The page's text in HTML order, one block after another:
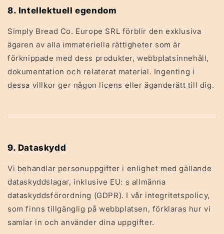
8. Intellektuell egendom
Simply Bread Co. Europe SRL förblir den exklusiva
ägaren av alla immateriella rättigheter som är
förknippade med dess produkter, webbplatsinnehåll,
dokumentation och relaterat material. Ingenting i
dessa villkor ger någon licens eller äganderätt till dig.
9. Dataskydd
Vi behandlar personuppgifter i enlighet med gällande
dataskyddslagar, inklusive EU: s allmänna
dataskyddsförordning (GDPR). I vår integritetspolicy,
som finns tillgänglig på webbplatsen, förklaras hur vi
samlar in och använder dina uppgifter.